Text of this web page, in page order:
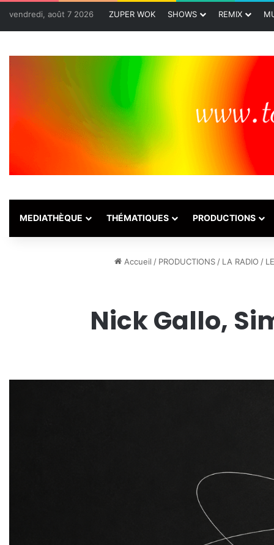
vendredi, août 7 2026 ZUPER WOK SHOWS REMIX
MEDIATHÈQUE THÉMATIQUES PRODUCTIONS
Accueil / PRODUCTIONS/ LA RADIO /
Nick Gallo,